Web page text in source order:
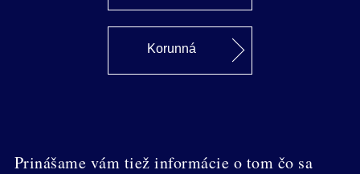
Korunná
Prinášame vám tiež informácie o tom čo sa